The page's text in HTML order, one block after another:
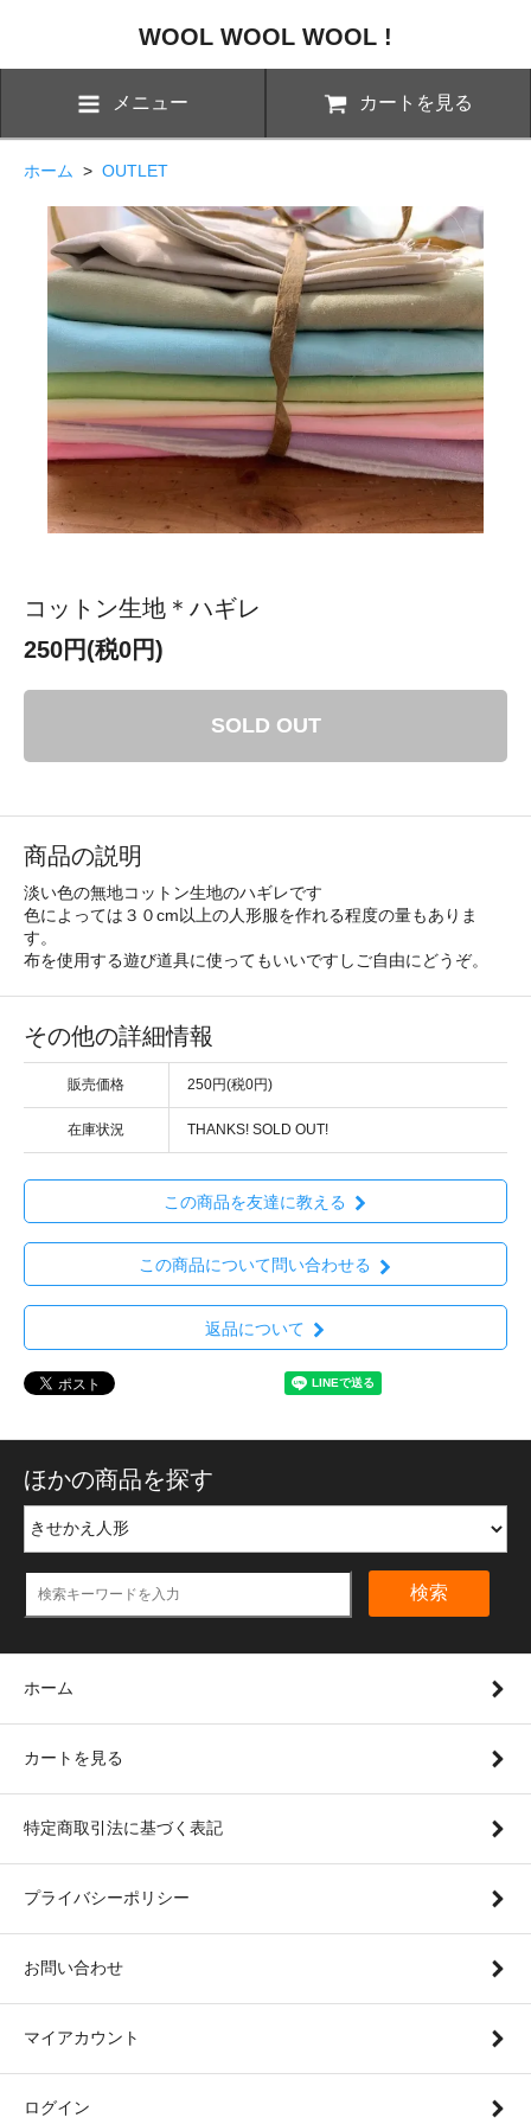
WOOL WOOL WOOL !
メニュー カートを見る
ホーム > OUTLET
コットン生地＊ハギレ
250円(税0円)
SOLD OUT
商品の説明
淡い色の無地コットン生地のハギレです
色によっては３０cm以上の人形服を作れる程度の量もありま
す。
布を使用する遊び道具に使ってもいいですしご自由にどうぞ。
その他の詳細情報
販売価格 250円(税0円)
在庫状況 THANKS! SOLD OUT!
この商品を友達に教える
この商品について問い合わせる
返品について
ほかの商品を探す
検索
ホーム
カートを見る
特定商取引法に基づく表記
プライバシーポリシー
お問い合わせ
マイアカウント
ログイン